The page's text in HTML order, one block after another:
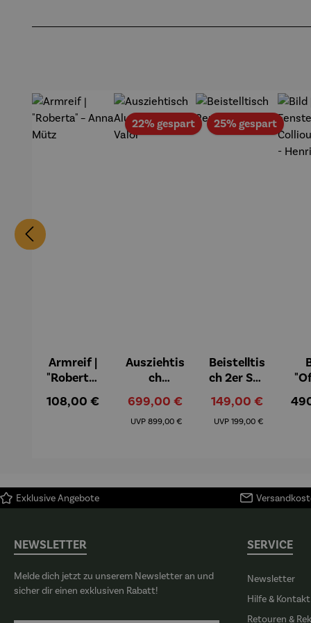
rei
Armreif |
"Roberta"
Mütz
Regulärer Preis:
108,00 €
22% gespartRabatt
Ausziehtis
ch
m – Valor
Verkaufspreis:
699,00 €
UVP Regulärer Preis:
899,00 €
25% gespartRabatt
Beistelltis
ch 2er Set
Verkaufspreis:
149,00 €
UVP Regulärer Preis:
199,00 €
Exklusive Angebote
NEWSLETTER
Melde dich jetzt zu unserem Newsletter an und
sicher dir einen exklusiven Rabatt!
SERVICE
Newsletter
Hilfe & Kontakt
Retouren &